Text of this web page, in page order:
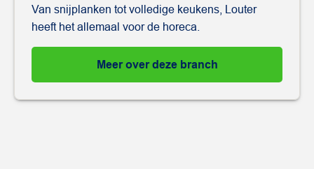
Van snijplanken tot volledige keukens, Louter
heeft het allemaal voor de horeca.
Meer over deze branch